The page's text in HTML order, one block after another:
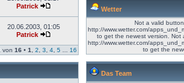
Patrick
20.06.2003, 01:05
Patrick
von 16 • 1 2 3 4 5 16
Wetter
Not a valid
http://www.wetter.com/
to get the newest version. Not
http://www.wetter.com/
to get the
Das Team